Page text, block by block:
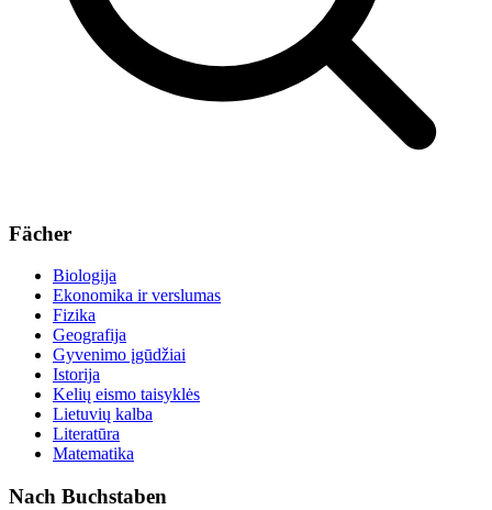
Fächer
Biologija
Ekonomika ir verslumas
Fizika
Geografija
Gyvenimo įgūdžiai
Istorija
Kelių eismo taisyklės
Lietuvių kalba
Literatūra
Matematika
Nach Buchstaben